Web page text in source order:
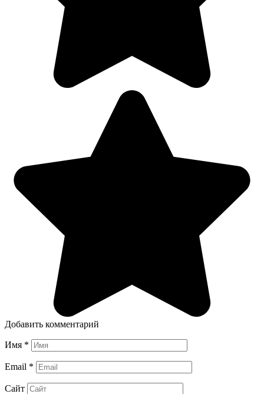
Добавить комментарий
Имя *
Email *
Сайт